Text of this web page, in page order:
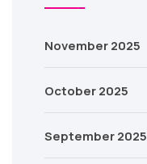
November 2025
October 2025
September 2025